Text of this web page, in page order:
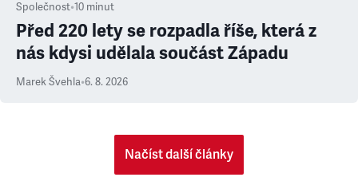
Společnost•10 minut
Před 220 lety se rozpadla říše, která z
nás kdysi udělala součást Západu
Marek Švehla•6. 8. 2026
Načíst další články